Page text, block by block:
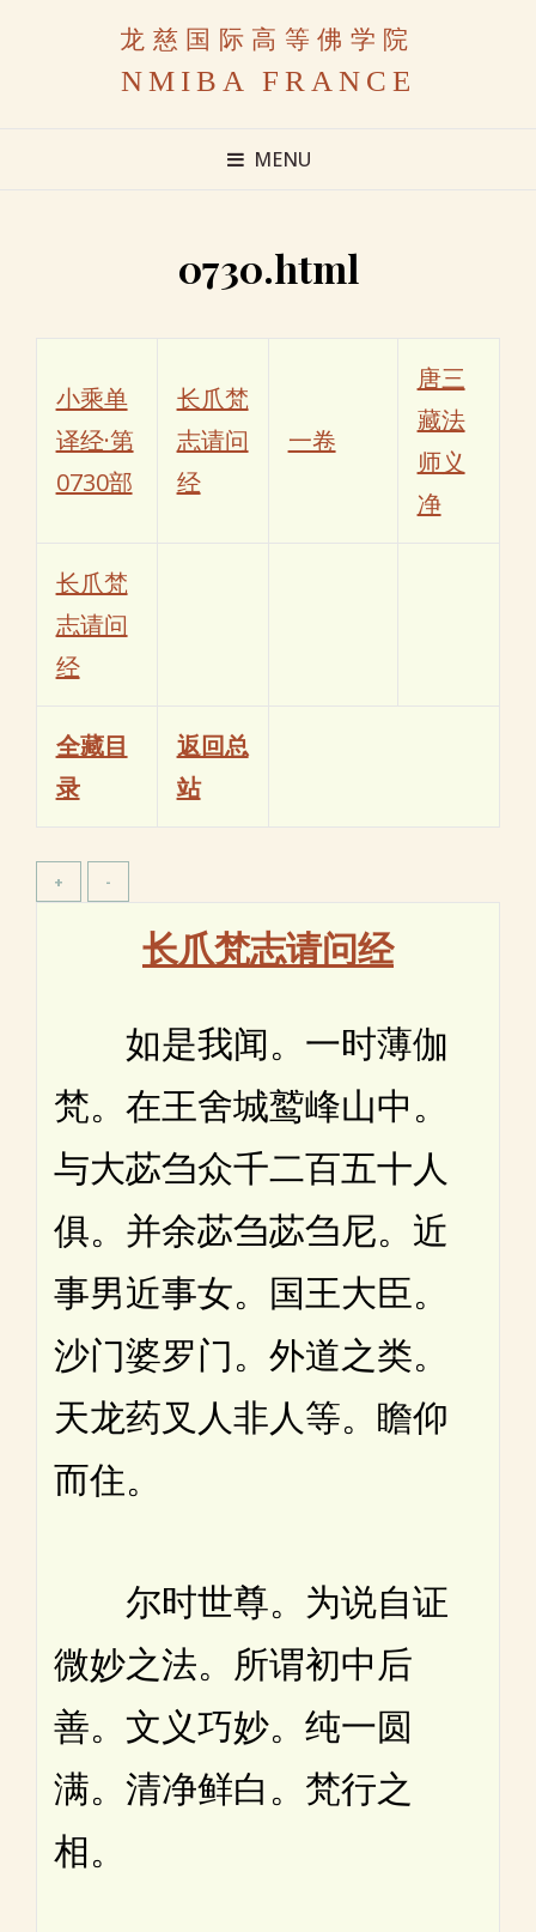
龙慈国际高等佛学院
NMIBA FRANCE
MENU
0730.html
小乘单
译经·第
0730部
长爪梵
志请问
经
一卷
唐三
藏法
师义
净
长爪梵
志请问
经
全藏目
录
返回总
站
长爪梵志请问经
如是我闻。一时薄伽
梵。在王舍城鹫峰山中。
与大苾刍众千二百五十人
俱。并余苾刍苾刍尼。近
事男近事女。国王大臣。
沙门婆罗门。外道之类。
天龙药叉人非人等。瞻仰
而住。
尔时世尊。为说自证
微妙之法。所谓初中后
善。文义巧妙。纯一圆
满。清净鲜白。梵行之
相。